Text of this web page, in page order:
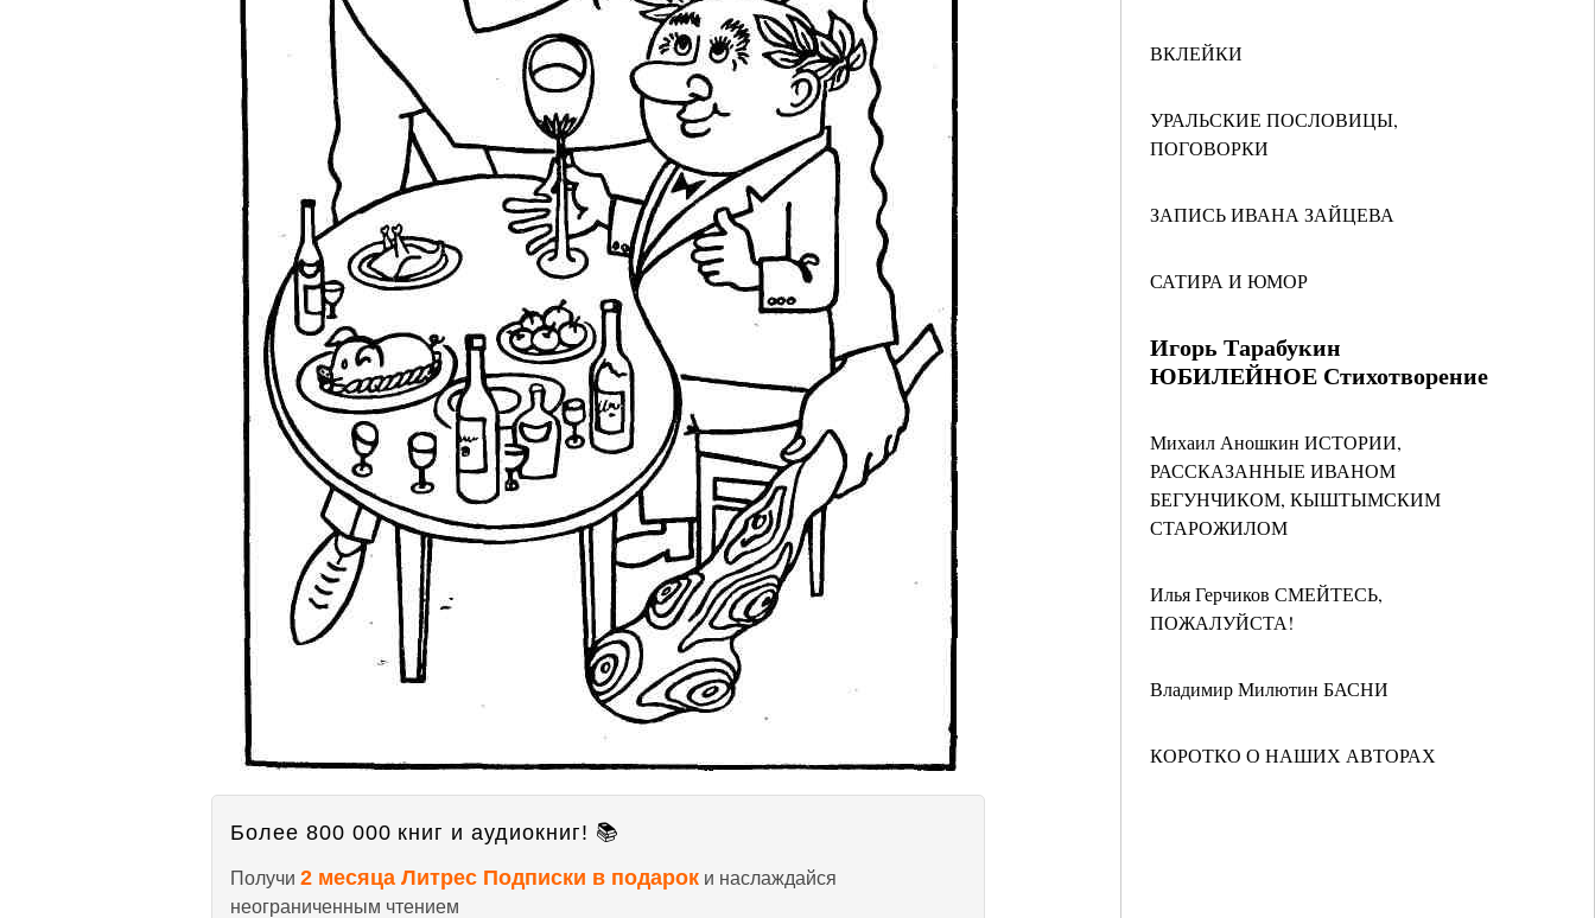
ВКЛЕЙКИ
УРАЛЬСКИЕ ПОСЛОВИЦЫ,
ПОГОВОРКИ
ЗАПИСЬ ИВАНА ЗАЙЦЕВА
САТИРА И ЮМОР
Игорь Тарабукин
ЮБИЛЕЙНОЕ Стихотворение
Михаил Аношкин ИСТОРИИ,
РАССКАЗАННЫЕ ИВАНОМ
БЕГУНЧИКОМ, КЫШТЫМСКИМ
СТАРОЖИЛОМ
Илья Герчиков СМЕЙТЕСЬ,
ПОЖАЛУЙСТА!
Владимир Милютин БАСНИ
КОРОТКО О НАШИХ АВТОРАХ
Более 800 000 книг и аудиокниг! 📚
Получи 2 месяца Литрес Подписки в подарок и наслаждайся
неограниченным чтением